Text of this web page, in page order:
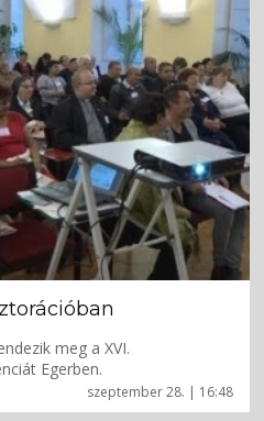
szeptember 28. | 16:48
meg a XVI.
Egerben.